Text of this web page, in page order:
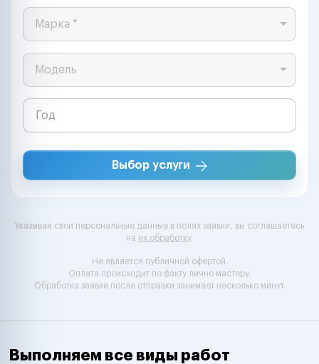
Марка *
Модель
Выбор услуги
Указывая свои персональные данные в полях заявки, вы соглашаетесь
на их обработку.
Не является публичной офертой.
Оплата происходит по факту лично мастеру.
Обработка заявки после отправки занимает несколько минут.
Выполняем все виды работ